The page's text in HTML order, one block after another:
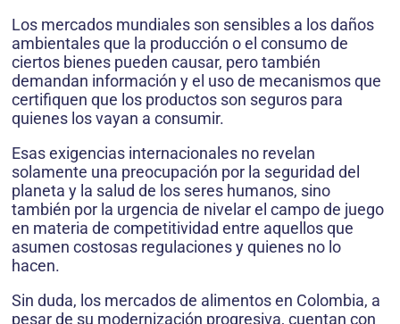
Los mercados mundiales son sensibles a los daños
ambientales que la producción o el consumo de
ciertos bienes pueden causar, pero también
demandan información y el uso de mecanismos que
certifiquen que los productos son seguros para
quienes los vayan a consumir.
Esas exigencias internacionales no revelan
solamente una preocupación por la seguridad del
planeta y la salud de los seres humanos, sino
también por la urgencia de nivelar el campo de juego
en materia de competitividad entre aquellos que
asumen costosas regulaciones y quienes no lo
hacen.
Sin duda, los mercados de alimentos en Colombia, a
pesar de su modernización progresiva, cuentan con